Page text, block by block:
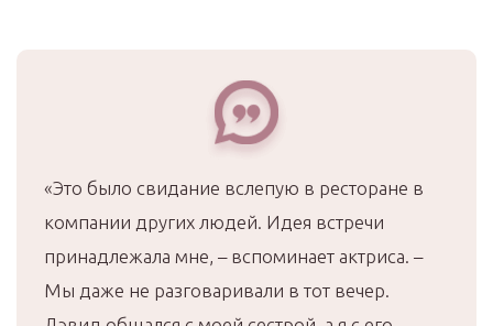
«Это было свидание вслепую в ресторане в
компании других людей. Идея встречи
принадлежала мне, – вспоминает актриса. –
Мы даже не разговаривали в тот вечер.